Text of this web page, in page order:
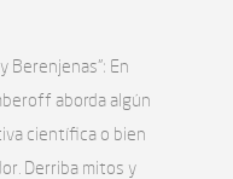
Berenjenas”: En
aborda algún
científica o bien
Derriba mitos y